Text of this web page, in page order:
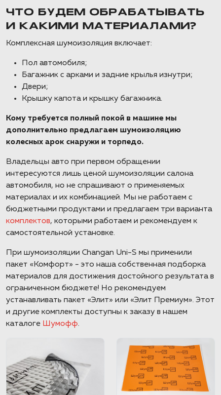
ЧТО БУДЕМ ОБРАБАТЫВАТЬ
И КАКИМИ МАТЕРИАЛАМИ?
Комплексная шумоизоляция включает:
Пол автомобиля;
Багажник с арками и задние крылья изнутри;
Двери;
Крышку капота и крышку багажника.
Кому требуется полный покой в машине мы
дополнительно предлагаем шумоизоляцию
колесных арок снаружи и торпедо.
Владельцы авто при первом обращении
интересуются лишь ценой шумоизоляции салона
автомобиля, но не спрашивают о применяемых
материалах и их комбинацией. Мы не работаем с
бюджетными продуктами и предлагаем три варианта
комплектов, которыми работаем и рекомендуем к
самостоятельной установке.
При шумоизоляции Changan Uni-S мы применили
пакет «Комфорт» - это наша собственная подборка
материалов для достижения достойного результата в
ограниченном бюджете! Но рекомендуем
устанавливать пакет «Элит» или «Элит Премиум». Этот
и другие комплекты доступны к заказу в нашем
каталоге Шумофф.